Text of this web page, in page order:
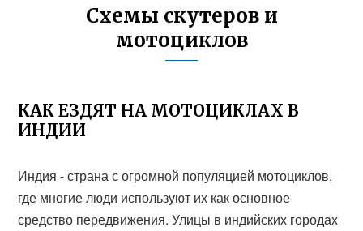
Схемы скутеров и
мотоциклов
КАК ЕЗДЯТ НА МОТОЦИКЛАХ В
ИНДИИ
Индия - страна с огромной популяцией мотоциклов,
где многие люди используют их как основное
средство передвижения. Улицы в индийских городах